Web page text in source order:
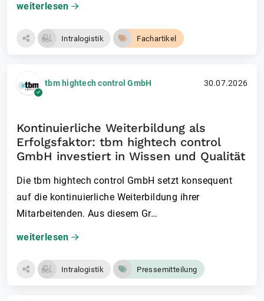
weiterlesen
Intralogistik Fachartikel
tbm hightech control GmbH 30.07.2026
Kontinuierliche Weiterbildung als
Erfolgsfaktor: tbm hightech control
GmbH investiert in Wissen und Qualität
Die tbm hightech control GmbH setzt konsequent
auf die kontinuierliche Weiterbildung ihrer
Mitarbeitenden. Aus diesem Gr…
weiterlesen
Intralogistik Pressemitteilung